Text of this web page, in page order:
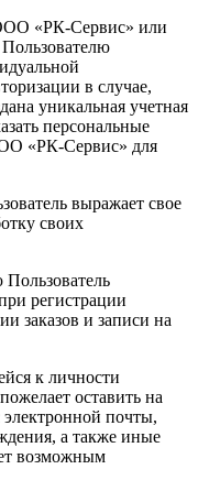
«РК-Сервис» или
в случае,
уникальная учетная
персональные
«РК-Сервис» для
выражает свое
своих
регистрации
заказов и записи на
к личности
оставить на
почты,
а также иные
возможным